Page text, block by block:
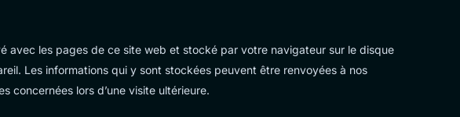
avec les pages de ce site web et stocké par votre navigateur sur le disque
Les informations qui y sont stockées peuvent être renvoyées à nos
concernées lors d’une visite ultérieure.